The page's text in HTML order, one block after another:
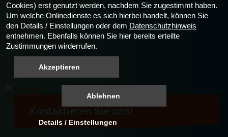
Kontaktieren Sie uns!
Kontaktieren Sie uns!
Kontaktieren Sie uns!
Kontaktieren Sie uns!
Cookies) erst genutzt werden, nachdem Sie zugestimmt haben.
Um welche Onlinedienste es sich hierbei handelt, können Sie
den Details / Einstellungen oder dem Datenschutzhinweis
entnehmen. Ebenfalls können Sie hier bereits erteilte
Zustimmungen wirderrufen.